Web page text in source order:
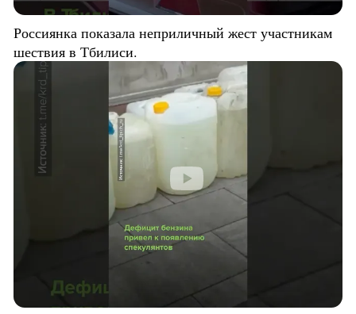
Россиянка показала неприличный жест участникам
шествия в Тбилиси.